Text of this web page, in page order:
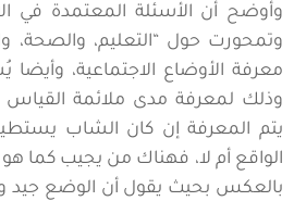
وأوضح أن الأسئلة المعتمدة في
وتمحورت حول “التعليم، والصحة،
معرفة الأوضاع الاجتماعية،
وذلك لمعرفة مدى ملائمة
يتم المعرفة إن كان الشاب
الواقع أم لا، فهناك من يجيب كما
بالعكس بحيث يقول أن الوضع جيد